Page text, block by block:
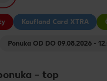
Kaufland Card XTRA
Ponuka OD DO
– top